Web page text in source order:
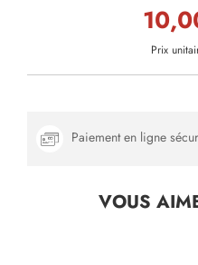
Prix
Paiement en ligne
VOUS